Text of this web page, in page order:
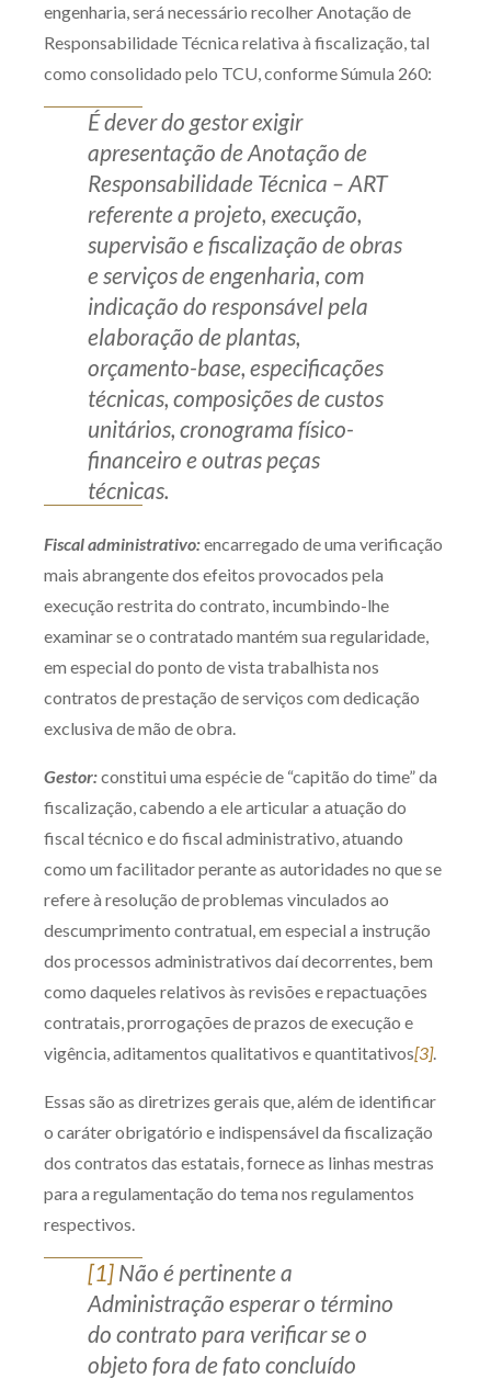
engenharia, será necessário recolher Anotação de
Responsabilidade Técnica relativa à fiscalização, tal
como consolidado pelo TCU, conforme Súmula 260:
É dever do gestor exigir
apresentação de Anotação de
Responsabilidade Técnica – ART
referente a projeto, execução,
supervisão e fiscalização de obras
e serviços de engenharia, com
indicação do responsável pela
elaboração de plantas,
orçamento-base, especificações
técnicas, composições de custos
unitários, cronograma físico-
financeiro e outras peças
técnicas.
Fiscal administrativo:encarregado de uma verificação
mais abrangente dos efeitos provocados pela
execução restrita do contrato, incumbindo-lhe
examinar se o contratado mantém sua regularidade,
em especial do ponto de vista trabalhista nos
contratos de prestação de serviços com dedicação
exclusiva de mão de obra.
Gestor:constitui uma espécie de “capitão do time” da
fiscalização, cabendo a ele articular a atuação do
fiscal técnico e do fiscal administrativo, atuando
como um facilitador perante as autoridades no que se
refere à resolução de problemas vinculados ao
descumprimento contratual, em especial a instrução
dos processos administrativos daí decorrentes, bem
como daqueles relativos às revisões e repactuações
contratais, prorrogações de prazos de execução e
vigência, aditamentos qualitativos e quantitativos[3].
Essas são as diretrizes gerais que, além de identificar
o caráter obrigatório e indispensável da fiscalização
dos contratos das estatais, fornece as linhas mestras
para a regulamentação do tema nos regulamentos
respectivos.
[1] Não é pertinente a
Administração esperar o término
do contrato para verificar se o
objeto fora de fato concluído